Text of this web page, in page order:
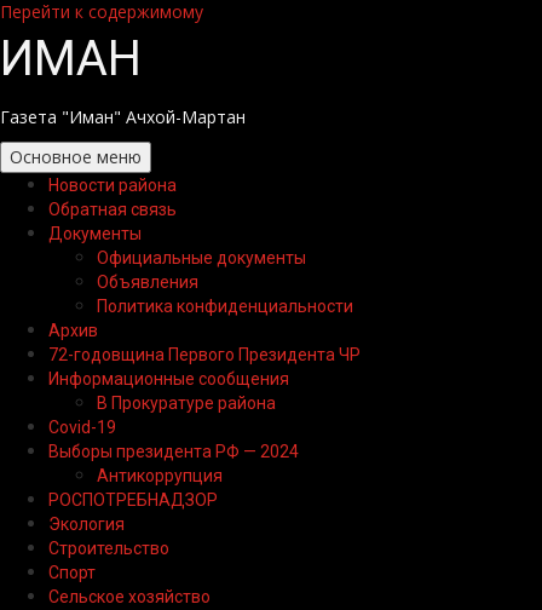
Перейти к содержимому
ИМАН
Газета "Иман" Ачхой-Мартан
Основное меню
Новости района
Обратная связь
Документы
Официальные документы
Объявления
Политика конфиденциальности
Архив
72-годовщина Первого Президента ЧР
Информационные сообщения
В Прокуратуре района
Covid-19
Выборы президента РФ — 2024
Антикоррупция
РОСПОТРЕБНАДЗОР
Экология
Строительство
Спорт
Сельское хозяйство